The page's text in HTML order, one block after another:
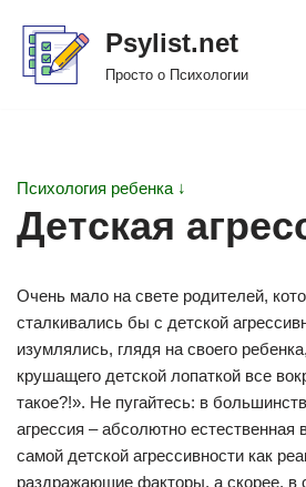
Перейти
Psylist.net
Просто о Психологии
Психология ребенка ↓
Детская
Очень мало на свете родителей,
сталкивались бы с детской
изумлялись, глядя на своего
крушащего детской лопаткой все
такое?!». Не пугайтесь: в
агрессия – абсолютно
самой детской агрессивности как
раздражающие факторы, а скорее, в